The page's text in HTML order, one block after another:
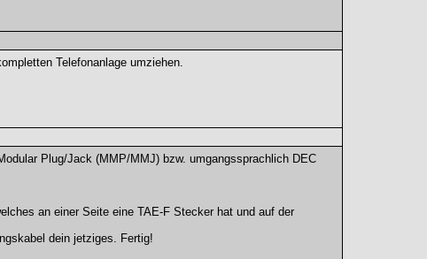
Telefonanlage umziehen.
Plug/Jack (MMP/MMJ) bzw. umgangssprachlich DEC
an einer Seite eine TAE-F Stecker hat und auf der
dein jetziges. Fertig!